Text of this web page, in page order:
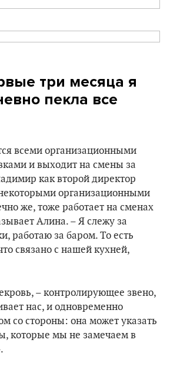
три месяца я
пекла все
всеми организационными
и выходит на смены за
как второй директор
организационными
же, тоже работает на сменах
Алина. – Я слежу за
работаю за баром. То есть
связано с нашей кухней,
– контролирующее звено,
нас, и одновременно
со стороны: она может указать
которые мы не замечаем в